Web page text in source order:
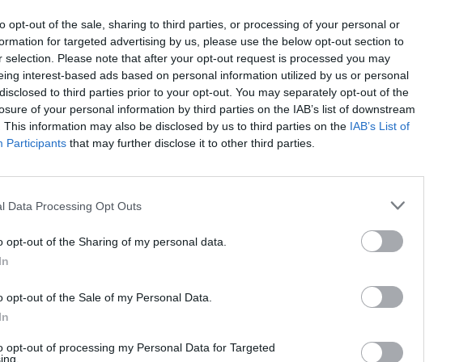
opt-out of the sale, sharing to third parties, or processing of your personal or
for targeted advertising by us, please use the below opt-out section to
selection. Please note that after your opt-out request is processed you may
interest-based ads based on personal information utilized by us or personal
to third parties prior to your opt-out. You may separately opt-out of the
of your personal information by third parties on the IAB’s list of downstream
This information may also be disclosed by us to third parties on the IAB’s List of
Participants that may further disclose it to other third parties.
Data Processing Opt Outs
opt-out of the Sharing of my personal data.
opt-out of the Sale of my Personal Data.
opt-out of processing my Personal Data for Targeted
Davide
alla vigilia
contro l'
Faggiano
altro
Salernitana,
Starita al
all’operazione